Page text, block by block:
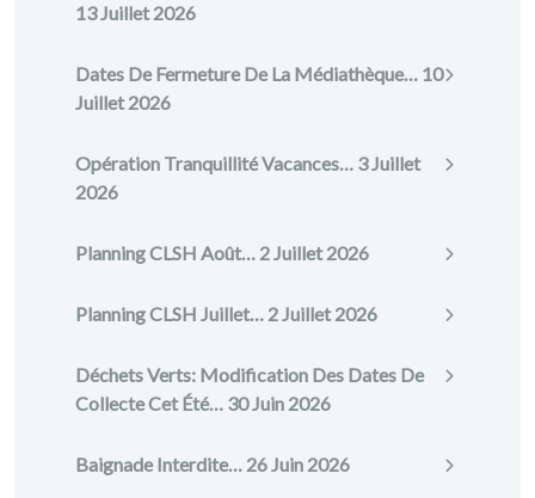
13 Juillet 2026
Dates De Fermeture De La Médiathèque… 10
Juillet 2026
Opération Tranquillité Vacances… 3 Juillet
2026
Planning CLSH Août… 2 Juillet 2026
Planning CLSH Juillet… 2 Juillet 2026
Déchets Verts: Modification Des Dates De
Collecte Cet Été… 30 Juin 2026
Baignade Interdite… 26 Juin 2026